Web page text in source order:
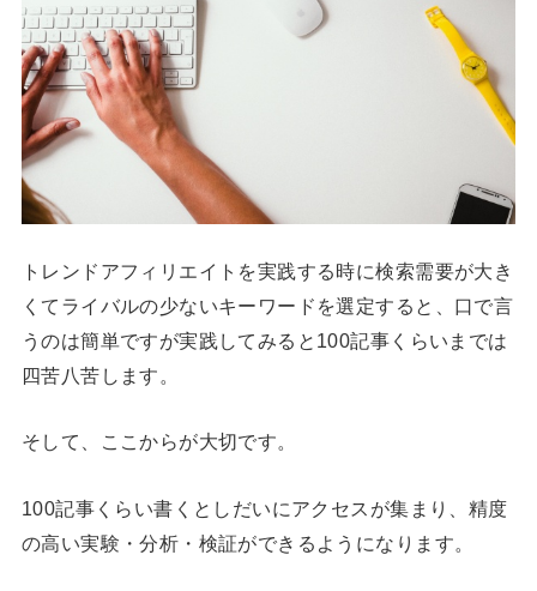
トレンドアフィリエイトを実践する時に検索需要が大き
くてライバルの少ないキーワードを選定すると、口で言
うのは簡単ですが実践してみると100記事くらいまでは
四苦八苦します。
そして、ここからが大切です。
100記事くらい書くとしだいにアクセスが集まり、精度
の高い実験・分析・検証ができるようになります。